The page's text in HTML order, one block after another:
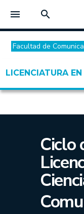
menu search
Facultad de
LICENCIATURA
Ciclo